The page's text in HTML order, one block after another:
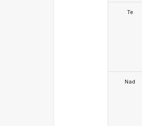
Te
Nad